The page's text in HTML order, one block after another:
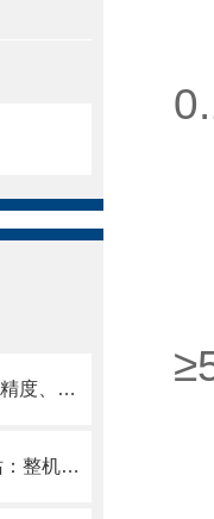
手持式气象仪品牌怎么选？看精度、看存储、看续航、看厂家实力风途实力解析
FT-BQX5轻量化便携式气象站：整机不足5kg，2分钟快速部署随带随测！